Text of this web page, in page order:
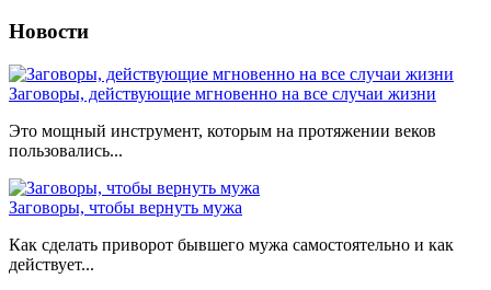
Новости
Заговоры, действующие мгновенно на все случаи жизни
Это мощный инструмент, которым на протяжении веков
пользовались...
Заговоры, чтобы вернуть мужа
Как сделать приворот бывшего мужа самостоятельно и как
действует...